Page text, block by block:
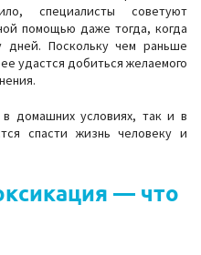
специалисты советуют
помощью даже тогда, когда
дней. Поскольку чем раньше
удастся добиться желаемого
домашних условиях, так и в
спасти жизнь человеку и
— что